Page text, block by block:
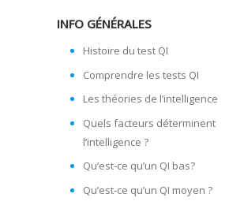
INFO GÉNÉRALES
Histoire du test QI
Comprendre les tests QI
Les théories de l’intelligence
Quels facteurs déterminent
l’intelligence ?
Qu’est-ce qu’un QI bas?
Qu’est-ce qu’un QI moyen ?